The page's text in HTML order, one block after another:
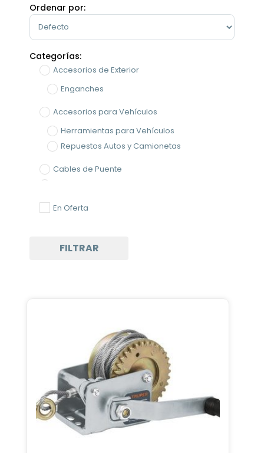
Ordenar por:
Sort Products
Categorías:
Accesorios de Exterior
Enganches
Accesorios para Vehículos
Herramientas para Vehículos
Repuestos Autos y Camionetas
Cables de Puente
GatasHidráulicas
Extractores de Polea
Herramientas para Baterías
Llaves
Llaves
Llaves Saca Filtros de Aceite
En Oferta
FILTRAR